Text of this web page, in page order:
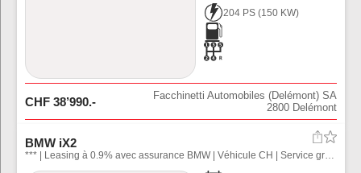
204 PS (150 KW)
CHF 38’990.-
Facchinetti Automobiles (Delémont) SA
2800 Delémont
BMW iX2
*** | Leasing à 0.9% avec assurance BMW | Véhicule CH | Service gratuit: 10 ans ou 100'000 km | *** - Volant chauffant - Chauffage des sièges conducteur et passager avant